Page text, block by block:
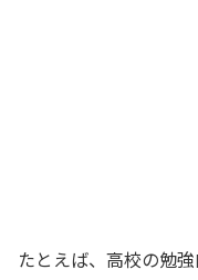
たとえば、高校の勉